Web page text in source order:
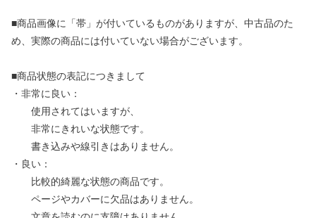
■商品画像に「帯」が付いているものがありますが、中古品のた
め、実際の商品には付いていない場合がございます。
■商品状態の表記につきまして
・非常に良い：
使用されてはいますが、
非常にきれいな状態です。
書き込みや線引きはありません。
・良い：
比較的綺麗な状態の商品です。
ページやカバーに欠品はありません。